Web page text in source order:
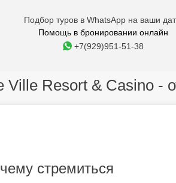
Подбор туров в WhatsApp на ваши
Помощь в бронировании онлайн
+7(929)951-51-38
Ville Resort & Casino -
стремиться